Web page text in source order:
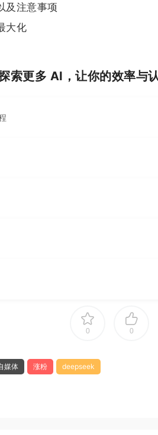
及注意事项
大化
索更多 AI，让你的效率与
0 0
媒体 涨粉 deepseek